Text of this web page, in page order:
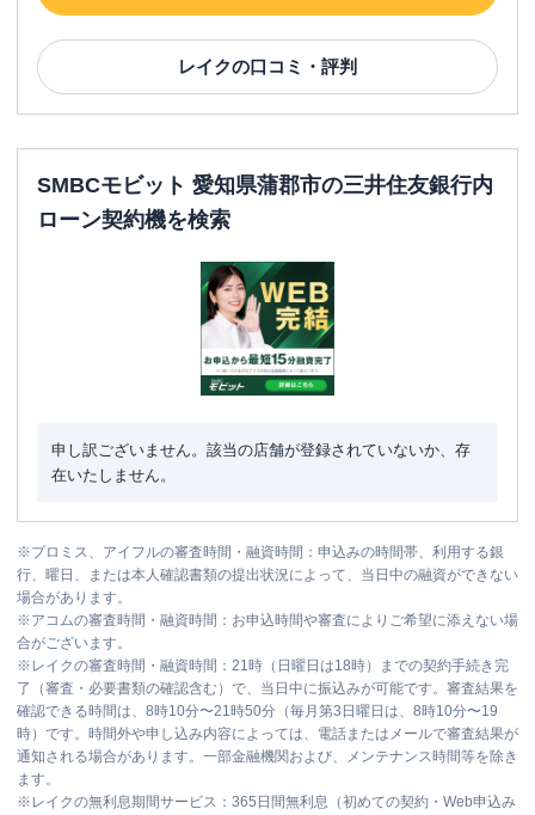
レイクの口コミ・評判
SMBCモビット 愛知県蒲郡市の三井住友銀行内
ローン契約機を検索
申し訳ございません。該当の店舗が登録されていないか、存
在いたしません。
※プロミス、アイフルの審査時間・融資時間：申込みの時間帯、利用する銀
行、曜日、または本人確認書類の提出状況によって、当日中の融資ができない
場合があります。
※アコムの審査時間・融資時間：お申込時間や審査によりご希望に添えない場
合がございます。
※ レイクの審査時間・融資時間：21時（日曜日は18時）までの契約手続き完
了（審査・必要書類の確認含む）で、当日中に振込みが可能です。審査結果を
確認できる時間は、8時10分〜21時50分（毎月第3日曜日は、8時10分〜19
時）です。時間外や申し込み内容によっては、電話またはメールで審査結果が
通知される場合があります。一部金融機関および、メンテナンス時間等を除き
ます。
※ レイクの無利息期間サービス：365日間無利息（初めての契約・Web申込み